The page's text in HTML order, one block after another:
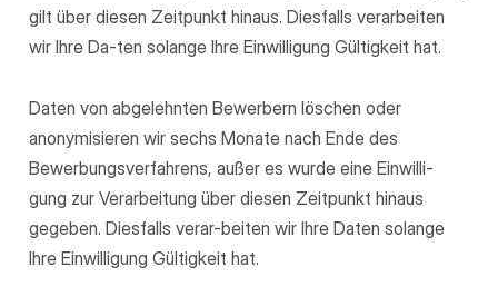
gilt über diesen Zeitpunkt hinaus. Diesfalls verarbeiten
wir Ihre Da-ten solange Ihre Einwilligung Gültigkeit hat.
Daten von abgelehnten Bewerbern löschen oder
anonymisieren wir sechs Monate nach Ende des
Bewerbungsverfahrens, außer es wurde eine Einwilli-
gung zur Verarbeitung über diesen Zeitpunkt hinaus
gegeben. Diesfalls verar-beiten wir Ihre Daten solange
Ihre Einwilligung Gültigkeit hat.